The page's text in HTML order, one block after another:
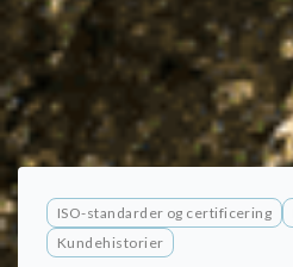
ISO-standarder og certificering
Kundehistorier